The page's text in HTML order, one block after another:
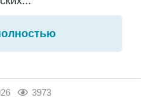
3973